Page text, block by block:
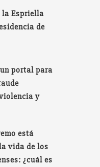
la Espriella
de
portal para
y
está
vida de los
¿cuál es